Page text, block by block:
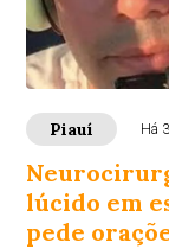
Piauí Há
lúcido em
pede